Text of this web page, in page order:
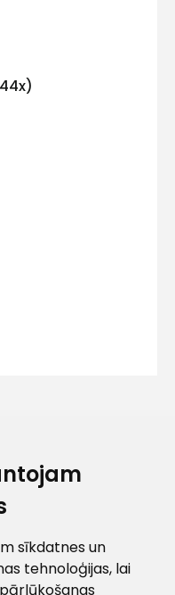
sīkdatnes un
tehnoloģijas, lai
LV - 3801
Piekrītu SIA Hards
lietošanas noteikumiem
pastā